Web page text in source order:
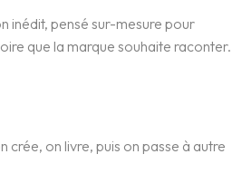
inédit, pensé sur-mesure pour
que la marque souhaite raconter.
crée, on livre, puis on passe à autre